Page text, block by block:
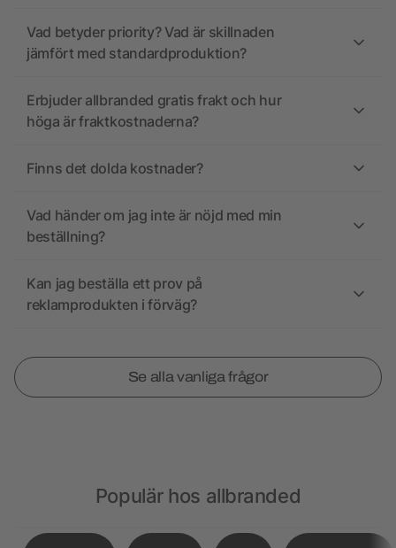
Vad betyder priority? Vad är skillnaden
jämfört med standardproduktion?
Erbjuder allbranded gratis frakt och hur
höga är fraktkostnaderna?
Finns det dolda kostnader?
Vad händer om jag inte är nöjd med min
beställning?
Kan jag beställa ett prov på
reklamprodukten i förväg?
Se alla vanliga frågor
Populär hos allbranded